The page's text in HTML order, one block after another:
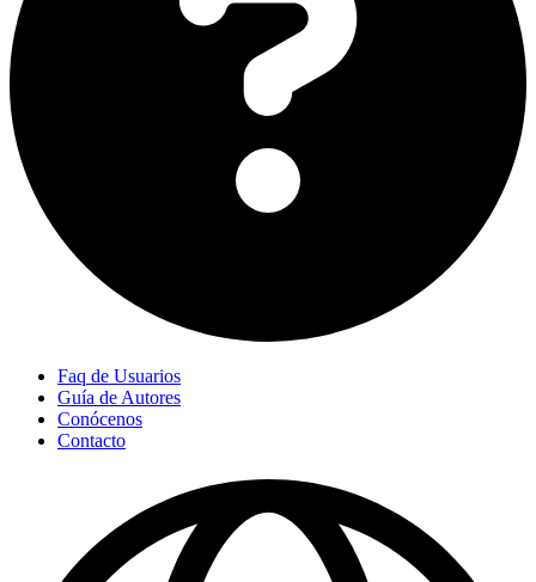
Faq de Usuarios
Guía de Autores
Conócenos
Contacto